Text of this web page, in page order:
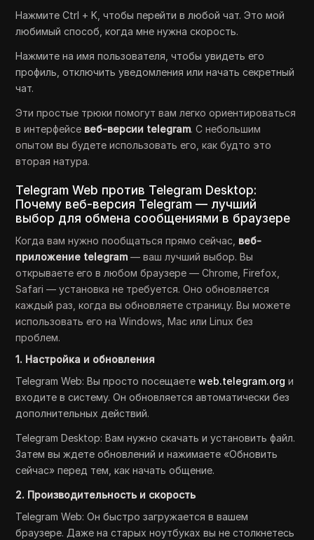
Нажмите Ctrl + K, чтобы перейти в любой чат. Это мой
любимый способ, когда мне нужна скорость.
Нажмите на имя пользователя, чтобы увидеть его
профиль, отключить уведомления или начать секретный
чат.
Эти простые трюки помогут вам легко ориентироваться
в интерфейсе веб-версии telegram. С небольшим
опытом вы будете использовать его, как будто это
вторая натура.
Telegram Web против Telegram Desktop:
Почему веб-версия Telegram — лучший
выбор для обмена сообщениями в браузере
Когда вам нужно пообщаться прямо сейчас, веб-
приложение telegram — ваш лучший выбор. Вы
открываете его в любом браузере — Chrome, Firefox,
Safari — установка не требуется. Оно обновляется
каждый раз, когда вы обновляете страницу. Вы можете
использовать его на Windows, Mac или Linux без
проблем.
1. Настройка и обновления
Telegram Web: Вы просто посещаетеweb.telegram.org и
входите в систему. Он обновляется автоматически без
дополнительных действий.
Telegram Desktop: Вам нужно скачать и установить файл.
Затем вы ждете обновлений и нажимаете «Обновить
сейчас» перед тем, как начать общение.
2. Производительность и скорость
Telegram Web: Он быстро загружается в вашем
браузере. Даже на старых ноутбуках вы не столкнетесь